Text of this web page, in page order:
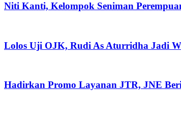
Niti Kanti, Kelompok Seniman
Lolos Uji OJK, Rudi As Aturridha Jadi
Hadirkan Promo Layanan JTR, JNE